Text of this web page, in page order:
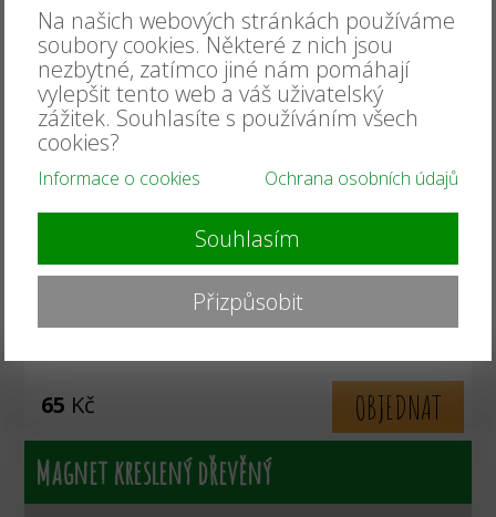
65 Kč
OBJEDNAT
Magnet kreslený dřevěný
Na našich webových stránkách používáme
soubory cookies. Některé z nich jsou
nezbytné, zatímco jiné nám pomáhají
vylepšit tento web a váš uživatelský
zážitek. Souhlasíte s používáním všech
cookies?
Informace o cookies Ochrana osobních údajů
Souhlasím
Přizpůsobit